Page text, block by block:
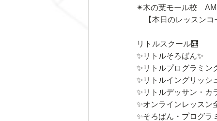
✴木の葉モール校　
【本日のレッスンコ
リトルスクール🧮
✨リトルそろばん✨
✨リトルプログラミン
✨リトルイングリッシ
✨リトルデッサン・カ
✨オンラインレッスン
✨そろばん・プログラ